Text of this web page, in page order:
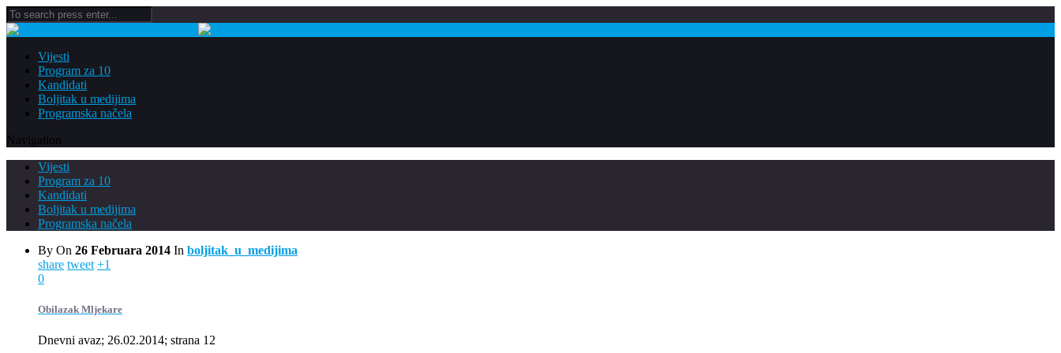
Vijesti
Program za 10
Kandidati
Boljitak u medijima
Programska načela
Navigation
Vijesti
Program za 10
Kandidati
Boljitak u medijima
Programska načela
By On 26 Februara 2014 In boljitak_u_medijima
share tweet +1
0
Obilazak Mljekare
Dnevni avaz; 26.02.2014; strana 12